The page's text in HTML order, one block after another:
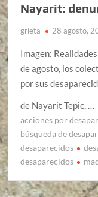
Nayarit:
grieta 28 agosto,
Imagen:
de agosto, los
por sus
de Nayarit Tepic, …
acciones por
búsqueda de
desaparecidos
desaparecidos